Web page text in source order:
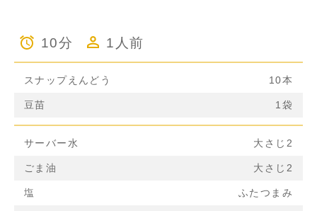
10分 1人前
スナップえんどう 10本
豆苗 1袋
サーバー水 大さじ2
ごま油 大さじ2
塩 ふたつまみ